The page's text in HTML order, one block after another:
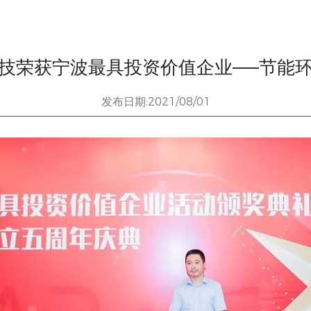
荣获宁波最具投资价值企业——节能
发布日期:2021/08/01